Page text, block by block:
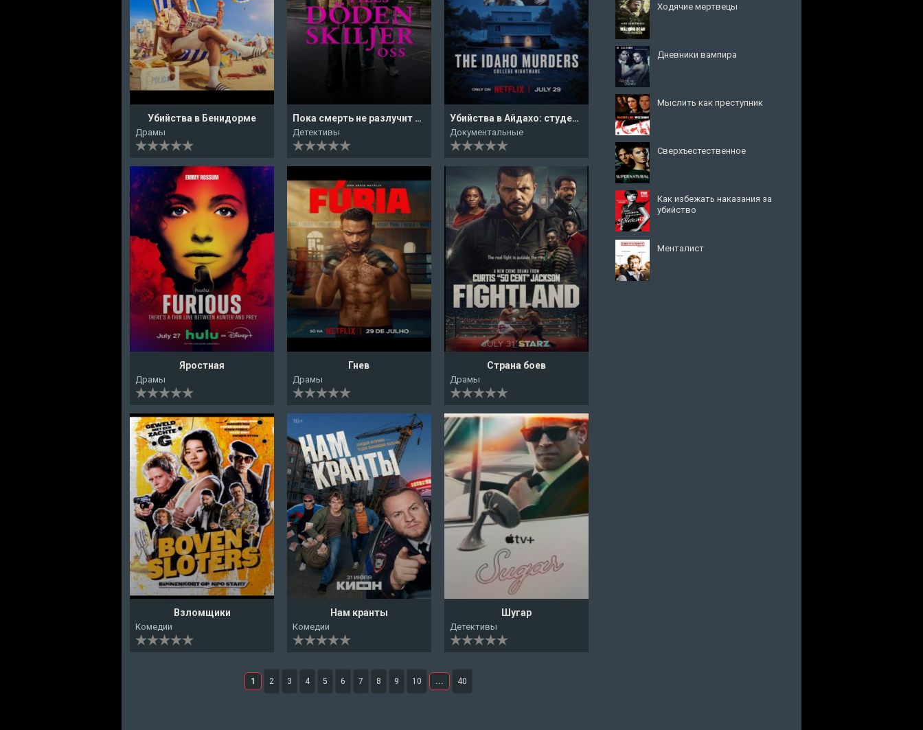
Убийства в Бенидорме
Драмы
Пока смерть не разлучит нас
Детективы
Убийства в Айдахо: студенческий кошмар
Документальные
Яростная
Драмы
Гнев
Драмы
Страна боев
Драмы
Взломщики
Комедии
Нам кранты
Комедии
Шугар
Детективы
1 2 3 4 5 6 7 8 9 10 ... 40
Ходячие мертвецы
Дневники вампира
Мыслить как преступник
Сверхъестественное
Как избежать наказания за
убийство
Менталист